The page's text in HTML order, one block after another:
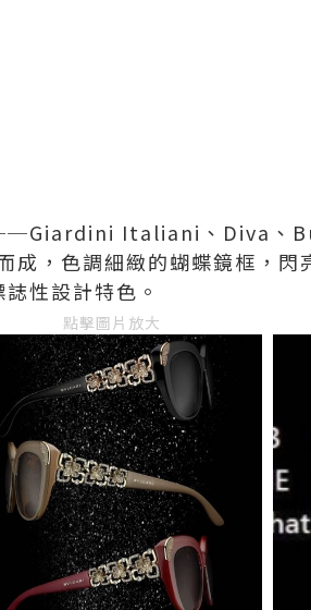
Italiani、Diva、
，色調細緻的蝴蝶鏡框，閃
性設計特色。
點擊圖片放大